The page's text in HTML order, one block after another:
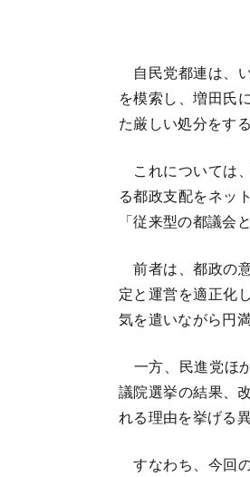
自民党都連は、
を模索し、増田氏
た厳しい処分をす
これについては
る都政支配をネッ
「従来型の都議会
前者は、都政の
定と運営を適正化
気を遣いながら円
一方、民進党ほ
議院選挙の結果、
れる理由を挙げる
すなわち、今回